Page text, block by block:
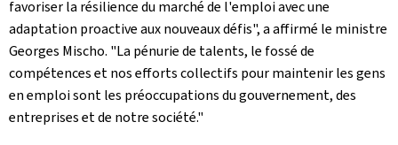
favoriser la résilience du marché de l'emploi avec une
adaptation proactive aux nouveaux défis", a affirmé le ministre
Georges Mischo. "La pénurie de talents, le fossé de
compétences et nos efforts collectifs pour maintenir les gens
en emploi sont les préoccupations du gouvernement, des
entreprises et de notre société."